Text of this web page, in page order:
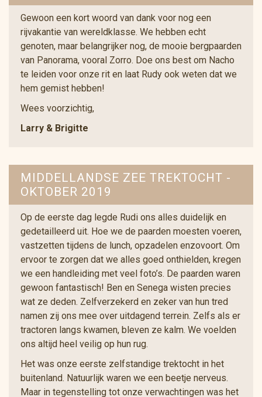
Gewoon een kort woord van dank voor nog een
rijvakantie van wereldklasse. We hebben echt
genoten, maar belangrijker nog, de mooie bergpaarden
van Panorama, vooral Zorro. Doe ons best om Nacho
te leiden voor onze rit en laat Rudy ook weten dat we
hem gemist hebben!
Wees voorzichtig,
Larry & Brigitte
MIDDELLANDSE ZEE TREKTOCHT -
OKTOBER 2019
Op de eerste dag legde Rudi ons alles duidelijk en
gedetailleerd uit. Hoe we de paarden moesten voeren,
vastzetten tijdens de lunch, opzadelen enzovoort. Om
ervoor te zorgen dat we alles goed onthielden, kregen
we een handleiding met veel foto’s. De paarden waren
gewoon fantastisch! Ben en Senega wisten precies
wat ze deden. Zelfverzekerd en zeker van hun tred
namen zij ons mee over uitdagend terrein. Zelfs als er
tractoren langs kwamen, bleven ze kalm. We voelden
ons altijd heel veilig op hun rug.
Het was onze eerste zelfstandige trektocht in het
buitenland. Natuurlijk waren we een beetje nerveus.
Maar in tegenstelling tot onze verwachtingen was het